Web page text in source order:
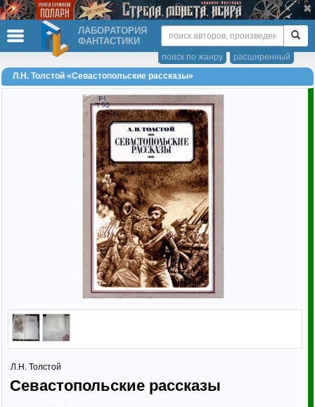
ЛАБОРАТОРИЯ
ФАНТАСТИКИ
расширенный
поиск по жанру
Л.Н. Толстой «Севастопольские рассказы»
Л.Н. Толстой
Севастопольские рассказы